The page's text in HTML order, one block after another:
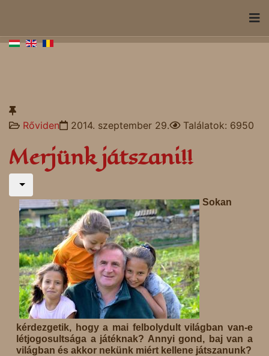
Rőviden 2014. szeptember 29. Találatok: 6950
Merjünk játszani!!
Sokan
kérdezgetik, hogy a mai felbolydult világban van-e
létjogosultsága a játéknak? Annyi gond, baj van a
világban és akkor nekünk miért kellene játszanunk?